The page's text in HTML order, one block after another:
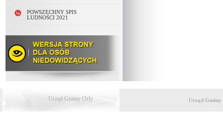
POWSZECHNY SPIS
LUDNOŚCI 2021
Urząd Gminy Orły Urząd